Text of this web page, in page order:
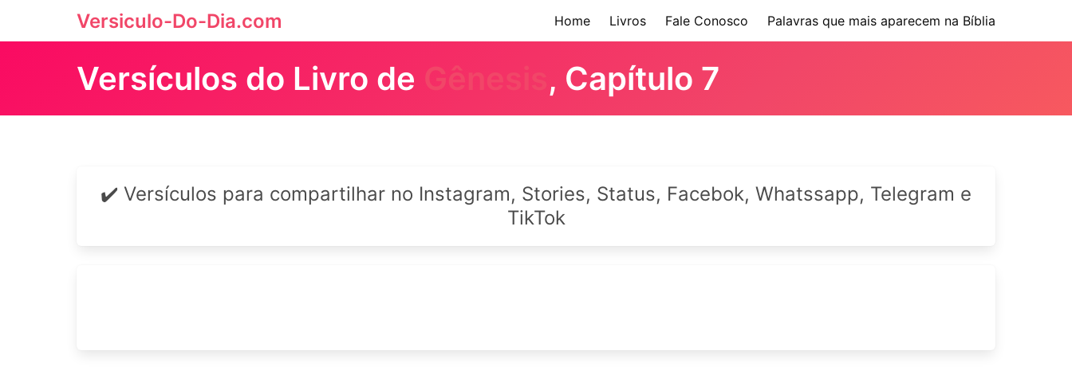
Versiculo-Do-Dia.com Home Livros Fale Conosco Palavras que mais aparecem na Bíblia
Versículos do Livro de Gênesis , Capítulo 7
✔️ Versículos para compartilhar no Instagram, Stories, Status, Facebok, Whatssapp, Telegram e
TikTok